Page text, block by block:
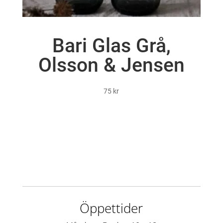
Bari Glas Grå,
Olsson & Jensen
75 kr
Öppettider